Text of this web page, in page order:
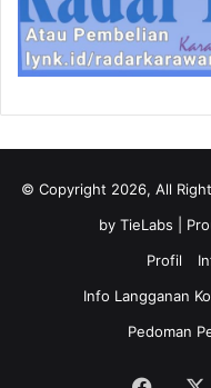
© Copyright 2026, All
by TieLabs |
Profil
Info Langganan
Pedoman